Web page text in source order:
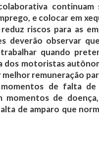
continuam
e colocar em
riscos para as
deverão observar
quando
dos motoristas
melhor remuneração
momentos de falta
momentos de
de amparo que